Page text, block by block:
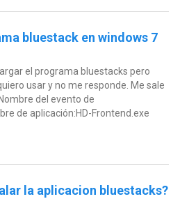
bluestack en windows 7
el programa bluestacks pero
usar y no me responde. Me sale
del evento de
de aplicación:HD-Frontend.exe
la aplicacion bluestacks?